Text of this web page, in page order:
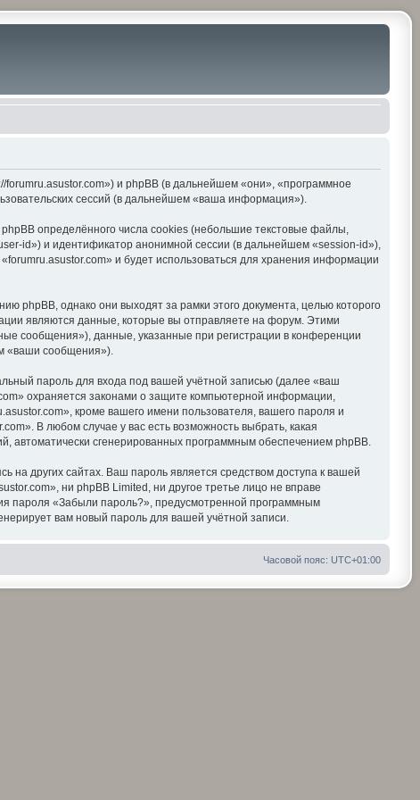
и phpBB (в дальнейшем «они», «программное
сессий (в дальнейшем «ваша информация»).
определённого числа cookies (небольшие текстовые файлы,
id») и идентификатор анонимной сессии (в дальнейшем «session-id»),
и будет использоваться для хранения информации
phpBB, однако они выходят за рамки этого документа, целью которого
являются данные, которые вы отправляете на форум. Этими
сообщения»), данные, указанные при регистрации в конференции
«ваши сообщения»).
пароль для входа под вашей учётной записью (далее «ваш
охраняется законами о защите компьютерной информации,
кроме вашего имени пользователя, вашего пароля и
В любом случае у вас есть возможность выбрать, какая
автоматически сгенерированных программным обеспечением phpBB.
других сайтах. Ваш пароль является средством доступа к вашей
ни phpBB Limited, ни другое третье лицо не вправе
пароля «Забыли пароль?», предусмотренной программным
вам новый пароль для вашей учётной записи.
Часовой пояс: UTC+01:00